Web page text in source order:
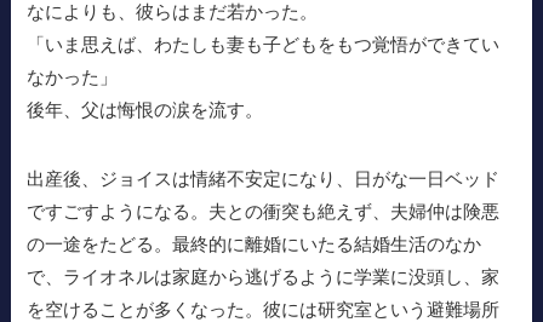
なによりも、彼らはまだ若かった。
「いま思えば、わたしも妻も子どもをもつ覚悟ができてい
なかった」
後年、父は悔恨の涙を流す。
出産後、ジョイスは情緒不安定になり、日がな一日ベッド
ですごすようになる。夫との衝突も絶えず、夫婦仲は険悪
の一途をたどる。最終的に離婚にいたる結婚生活のなか
で、ライオネルは家庭から逃げるように学業に没頭し、家
を空けることが多くなった。彼には研究室という避難場所